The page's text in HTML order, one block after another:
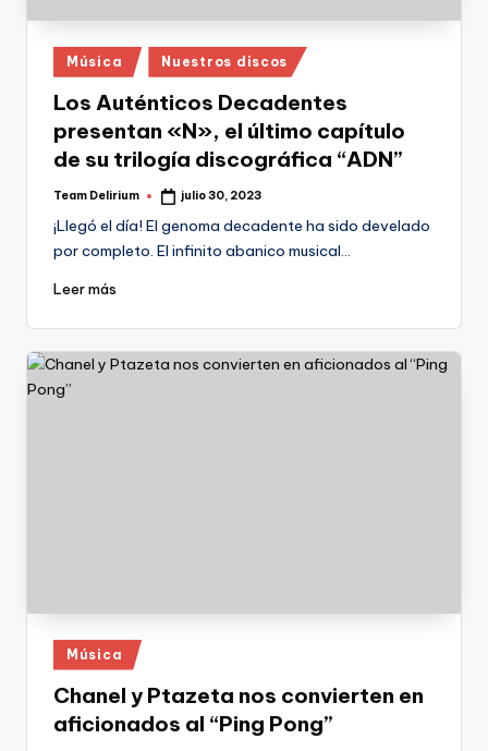
Publicado
en
Música Nuestros discos
Los Auténticos Decadentes
presentan «N», el último capítulo
de su trilogía discográfica “ADN”
Publicado
Team Delirium julio 30, 2023
¡Llegó el día! El genoma decadente ha sido develado
por completo. El infinito abanico musical…
Leer más
Publicado
en
Música
Chanel y Ptazeta nos convierten en
aficionados al “Ping Pong”